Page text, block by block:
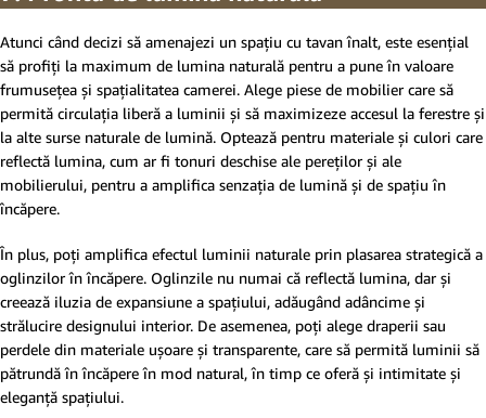
Atunci când decizi să amenajezi un spațiu cu tavan înalt, este esențial
să profiți la maximum de lumina naturală pentru a pune în valoare
frumusețea și spațialitatea camerei. Alege piese de mobilier care să
permită circulația liberă a luminii și să maximizeze accesul la ferestre și
la alte surse naturale de lumină. Optează pentru materiale și culori care
reflectă lumina, cum ar fi tonuri deschise ale pereților și ale
mobilierului, pentru a amplifica senzația de lumină și de spațiu în
încăpere.
În plus, poți amplifica efectul luminii naturale prin plasarea strategică a
oglinzilor în încăpere. Oglinzile nu numai că reflectă lumina, dar și
creează iluzia de expansiune a spațiului, adăugând adâncime și
strălucire designului interior. De asemenea, poți alege draperii sau
perdele din materiale ușoare și transparente, care să permită luminii să
pătrundă în încăpere în mod natural, în timp ce oferă și intimitate și
eleganță spațiului.